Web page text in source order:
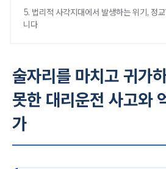
5. 법리적 사각지대에서 발생하는 위기, 정
니다
술자리를 마치고 귀가
못한 대리운전 사고와
가